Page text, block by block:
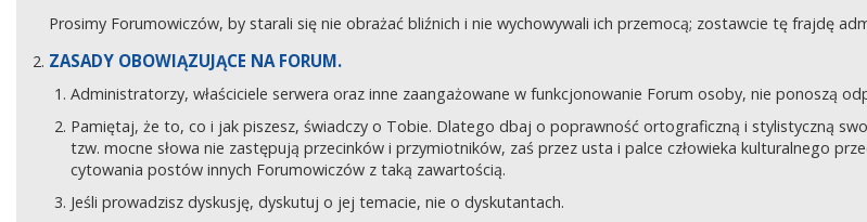
Prosimy Forumowiczów, by starali się nie obrażać bliźnich i nie wychowywali ich przemocą; zostawcie tę frajdę
ZASADY OBOWIĄZUJĄCE NA FORUM.
Administratorzy, właściciele serwera oraz inne zaangażowane w funkcjonowanie Forum osoby, nie ponoszą
Pamiętaj, że to, co i jak piszesz, świadczy o Tobie. Dlatego dbaj o poprawność ortograficzną i stylistyczną
tzw. mocne słowa nie zastępują przecinków i przymiotników, zaś przez usta i palce człowieka kulturalnego
cytowania postów innych Forumowiczów z taką zawartością.
Jeśli prowadzisz dyskusję, dyskutuj o jej temacie, nie o dyskutantach.